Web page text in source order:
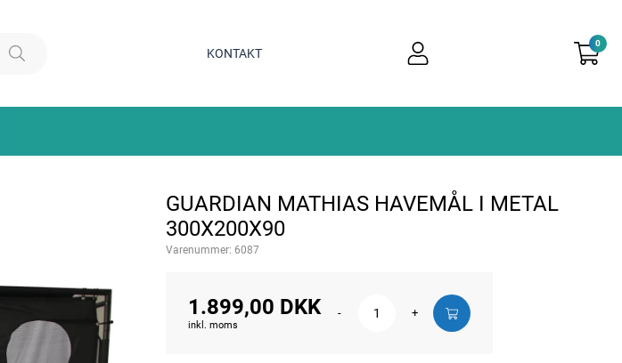
KONTAKT
0
GUARDIAN MATHIAS HAVEMÅL I METAL
300X200X90
Varenummer: 6087
1.899,00 DKK
inkl. moms
- +